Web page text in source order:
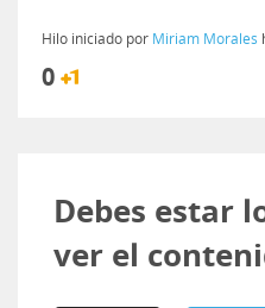
Hilo iniciado por Miriam Morales
0
Debes estar
ver el